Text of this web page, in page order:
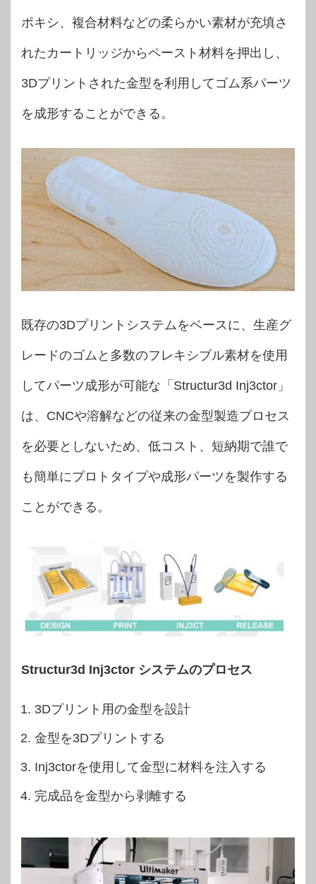
ポキシ、複合材料などの柔らかい素材が充填さ
れたカートリッジからペースト材料を押出し、
3Dプリントされた金型を利用してゴム系パーツ
を成形することができる。
既存の3Dプリントシステムをベースに、生産グ
レードのゴムと多数のフレキシブル素材を使用
してパーツ成形が可能な「Structur3d Inj3ctor」
は、CNCや溶解などの従来の金型製造プロセス
を必要としないため、低コスト、短納期で誰で
も簡単にプロトタイプや成形パーツを製作する
ことができる。
Structur3d Inj3ctor システムのプロセス
3Dプリント用の金型を設計
金型を3Dプリントする
Inj3ctorを使用して金型に材料を注入する
完成品を金型から剥離する